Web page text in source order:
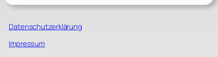
Datenschutzerklärung
Impressum